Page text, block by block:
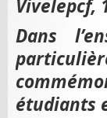
Vivelepcf,
Dans
étudiants